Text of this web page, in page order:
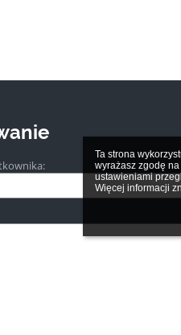
Ta strona
wyrażasz zgodę
ustawieniami
Więcej informacji